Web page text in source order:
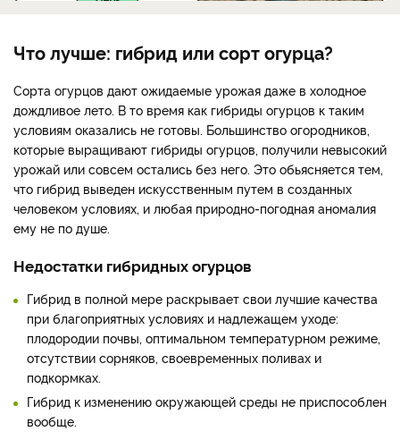
Что лучше: гибрид или сорт огурца?
Сорта огурцов дают ожидаемые урожая даже в холодное
дождливое лето. В то время как гибриды огурцов к таким
условиям оказались не готовы. Большинство огородников,
которые выращивают гибриды огурцов, получили невысокий
урожай или совсем остались без него. Это обьясняется тем,
что гибрид выведен искусственным путем в созданных
человеком условиях, и любая природно-погодная аномалия
ему не по душе.
Недостатки гибридных огурцов
Гибрид в полной мере раскрывает свои лучшие качества
при благоприятных условиях и надлежащем уходе:
плодородии почвы, оптимальном температурном режиме,
отсутствии сорняков, своевременных поливах и
подкормках.
Гибрид к изменению окружающей среды не приспособлен
вообще.